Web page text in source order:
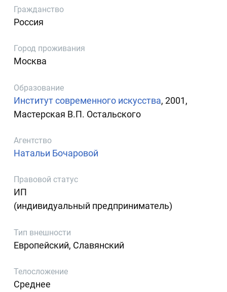
Гражданство
Россия
Город проживания
Москва
Образование
Институт современного искусства, 2001,
Мастерская В.П. Остальского
Агентство
Натальи Бочаровой
Правовой статус
ИП
(индивидуальный предприниматель)
Тип внешности
Европейский, Славянский
Телосложение
Среднее